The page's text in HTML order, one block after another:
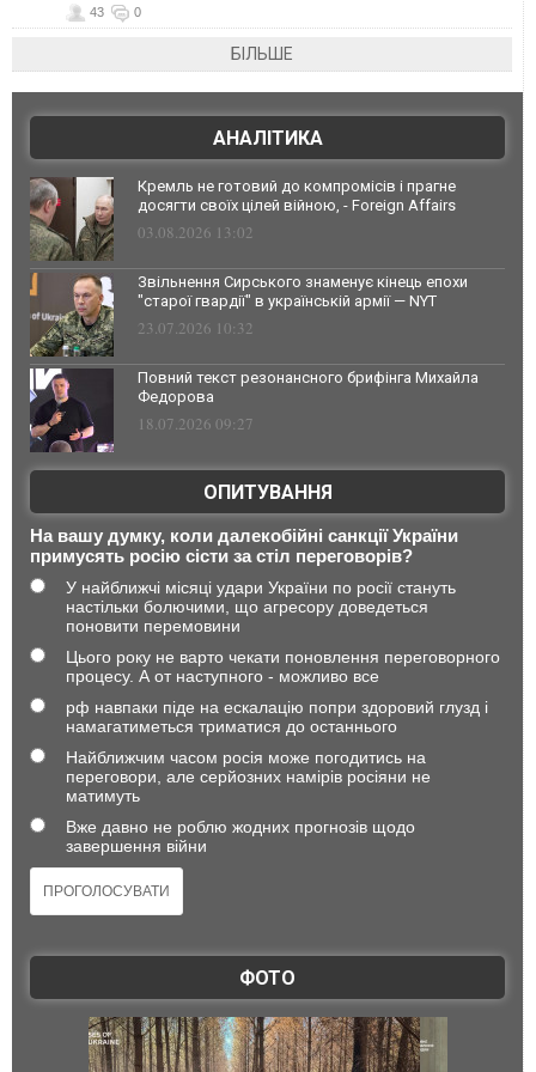
43 0
БІЛЬШЕ
АНАЛІТИКА
Кремль не готовий до компромісів і прагне
досягти своїх цілей війною, - Foreign Affairs
03.08.2026 13:02
Звільнення Сирського знаменує кінець епохи
"старої гвардії" в українській армії — NYT
23.07.2026 10:32
Повний текст резонансного брифінга Михайла
Федорова
18.07.2026 09:27
ОПИТУВАННЯ
На вашу думку, коли далекобійні санкції України
примусять росію сісти за стіл переговорів?
У найближчі місяці удари України по росії стануть
настільки болючими, що агресору доведеться
поновити перемовини
Цього року не варто чекати поновлення переговорного
процесу. А от наступного - можливо все
рф навпаки піде на ескалацію попри здоровий глузд і
намагатиметься триматися до останнього
Найближчим часом росія може погодитись на
переговори, але серйозних намірів росіяни не
матимуть
Вже давно не роблю жодних прогнозів щодо
завершення війни
ФОТО